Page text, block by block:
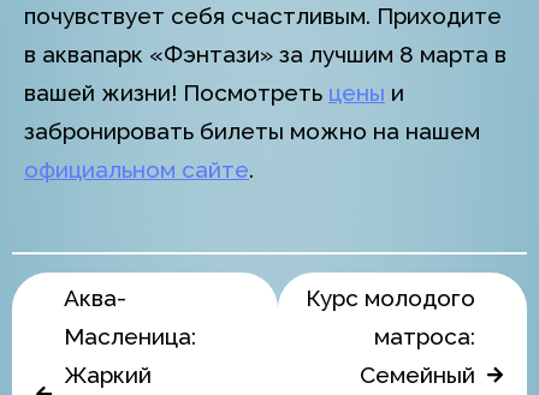
почувствует себя счастливым. Приходите
в аквапарк «Фэнтази» за лучшим 8 марта в
вашей жизни! Посмотреть цены и
забронировать билеты можно на нашем
официальном сайте.
Аква-
Масленица:
Жаркий
Курс молодого
матроса:
Семейный